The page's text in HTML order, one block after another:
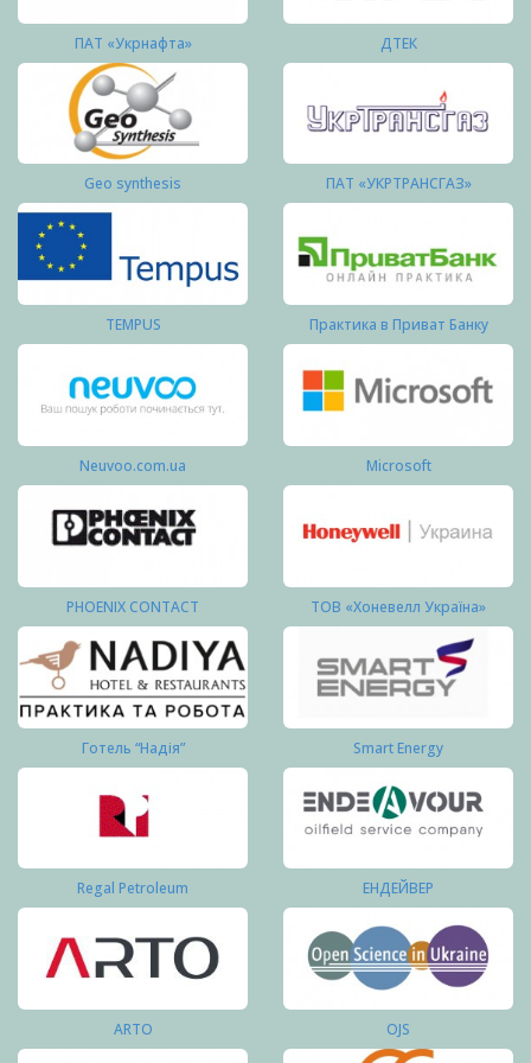
ПАТ «Укрнафта» ДТЕК
Geo synthesis ПАТ «УКРТРАНСГАЗ»
TEMPUS Практика в Приват Банку
Neuvoo.com.ua Microsoft
PHOENIX CONTACT ТОВ «Хоневелл Україна»
Готель “Надія” Smart Energy
Regal Petroleum ЕНДЕЙВЕР
ARTO OJS